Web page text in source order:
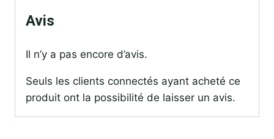
Avis
Il n’y a pas encore d’avis.
Seuls les clients connectés ayant acheté ce
produit ont la possibilité de laisser un avis.